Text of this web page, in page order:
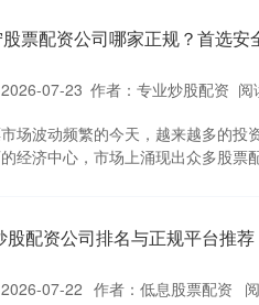
票配资公司哪家正规？首选安
07-23 作者：专业炒股配资 阅
场波动频繁的今天，越来越多的投
经济中心，市场上涌现出众多股票
股配资公司排名与正规平台推荐
07-22 作者：低息股票配资